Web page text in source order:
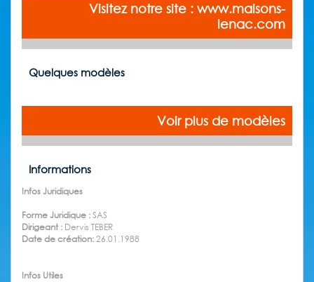
Visitez notre site : www.maisons-
lenac.com
Quelques modèles
Voir plus de modèles
Informations
Infos Juridiques
Forme Juridique :SAS
Dirigeant : Dervis TEBER
Date de création:26.01.1988
Infos Utiles